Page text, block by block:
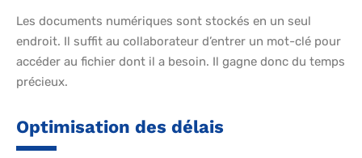
Les documents numériques sont stockés en un seul
endroit. Il suffit au collaborateur d’entrer un mot-clé pour
accéder au fichier dont il a besoin. Il gagne donc du temps
précieux.
Optimisation des délais